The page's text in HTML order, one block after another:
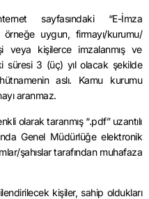
sayfasındaki “E-İmza
uygun, firmayı/kurumu/
veya kişilerce imzalanmış ve
süresi 3 (üç) yıl olacak şekilde
aslı. Kamu kurumu
aranmaz.
olarak taranmış “.pdf” uzantılı
Genel Müdürlüğe elektronik
şahıslar tarafından muhafaza
kişiler, sahip oldukları